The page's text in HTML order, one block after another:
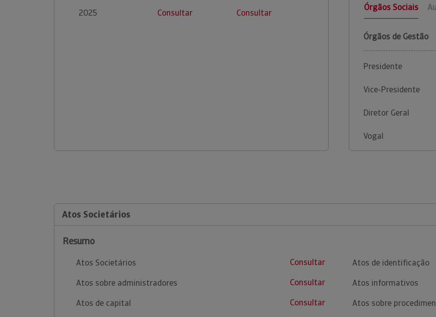
2025
Consultar Consultar
Órgãos Sociais
Órgãos de Gestão
Presidente
Vice-Presidente
Diretor Geral
Vogal
Atos Societários
Resumo
Atos Societários
Consultar
Atos sobre administradores
Consultar
Atos de capital
Consultar
Atos de identificação
Atos informativos
Atos sobre